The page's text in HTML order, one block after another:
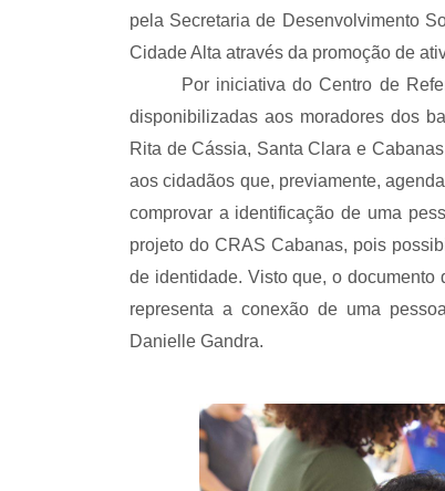
pela Secretaria de Desenvolvimento
Cidade Alta através da promoção de
Por iniciativa do Centro de
disponibilizadas aos moradores dos
Rita de Cássia, Santa Clara e
aos cidadãos que, previamente,
comprovar a identificação de uma
projeto do CRAS Cabanas, pois
de identidade. Visto que, o
representa a conexão de uma
Danielle Gandra.